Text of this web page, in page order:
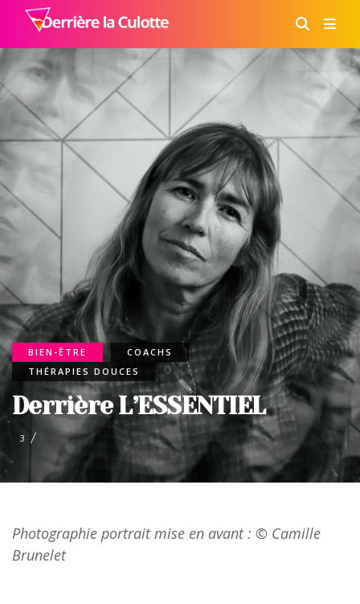
BIEN-ÊTRE
COACHS
THÉRAPIES DOUCES
Derrière L’ESSENTIEL
3
Photographie portrait mise en avant : © Camille
Brunelet